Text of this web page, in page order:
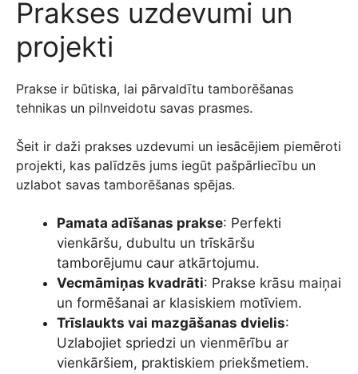
Prakses uzdevumi un
projekti
Prakse ir būtiska, lai pārvaldītu tamborēšanas
tehnikas un pilnveidotu savas prasmes.
Šeit ir daži prakses uzdevumi un iesācējiem piemēroti
projekti, kas palīdzēs jums iegūt pašpārliecību un
uzlabot savas tamborēšanas spējas.
Pamata adīšanas prakse: Perfekti
vienkāršu, dubultu un trīskāršu
tamborējumu caur atkārtojumu.
Vecmāmiņas kvadrāti: Prakse krāsu maiņai
un formēšanai ar klasiskiem motīviem.
Trīslaukts vai mazgāšanas dvielis:
Uzlabojiet spriedzi un vienmērību ar
vienkāršiem, praktiskiem priekšmetiem.